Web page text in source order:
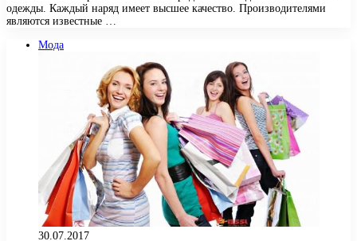
одежды. Каждый наряд имеет высшее качество. Производителями
являются известные …
Мода
30.07.2017